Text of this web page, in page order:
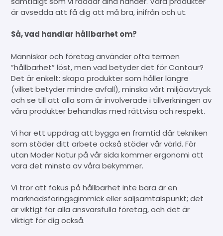
är avsedda att få dig att må bra, inifrån och ut.
Så, vad handlar hållbarhet om?
Människor och företag använder ofta termen
”hållbarhet” löst, men vad betyder det för Contour?
Det är enkelt: skapa produkter som håller längre
(vilket betyder mindre avfall), minska vårt miljöavtryck
och se till att alla som är involverade i tillverkningen av
våra produkter behandlas med rättvisa och respekt.
Vi har ett uppdrag att bygga en framtid där tekniken
som stöder ditt arbete också stöder vår värld. För
utan Moder Natur på vår sida kommer ergonomi att
vara det minsta av våra bekymmer.
Vi tror att fokus på hållbarhet inte bara är en
marknadsföringsgimmick eller säljsamtalspunkt; det
är viktigt för alla ansvarsfulla företag, och det är
viktigt för dig också.